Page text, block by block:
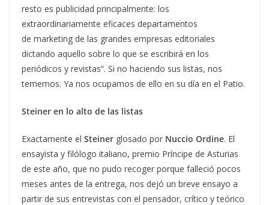
resto es publicidad principalmente: los
extraordinariamente eficaces departamentos
de marketing de las grandes empresas editoriales
dictando aquello sobre lo que se escribirá en los
periódicos y revistas”. Si no haciendo sus listas, nos
tememos. Ya nos ocupamos de ello en su día en el Patio.
Steiner en lo alto de las listas
Exactamente el Steiner glosado por Nuccio Ordine. El
ensayista y filólogo italiano, premio Príncipe de Asturias
de este año, que no pudo recoger porque falleció pocos
meses antes de la entrega, nos dejó un breve ensayo a
partir de sus entrevistas con el pensador, crítico y teórico